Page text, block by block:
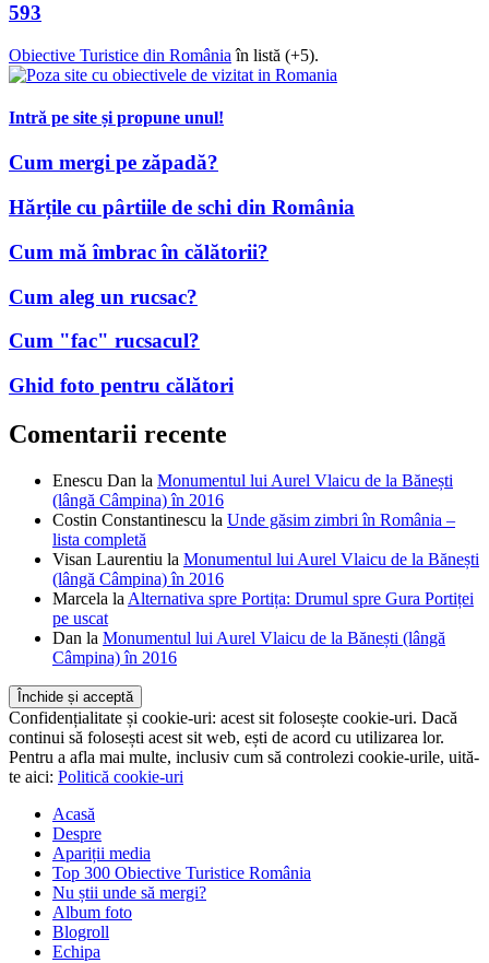
593
Obiective Turistice din România în listă (+5).
Intră pe site și propune unul!
Cum mergi pe zăpadă?
Hărțile cu pârtiile de schi din România
Cum mă îmbrac în călătorii?
Cum aleg un rucsac?
Cum "fac" rucsacul?
Ghid foto pentru călători
Comentarii recente
Enescu Dan la Monumentul lui Aurel Vlaicu de la Bănești
(lângă Câmpina) în 2016
Costin Constantinescu la Unde găsim zimbri în România –
lista completă
Visan Laurentiu la Monumentul lui Aurel Vlaicu de la Bănești
(lângă Câmpina) în 2016
Marcela la Alternativa spre Portița: Drumul spre Gura Portiței
pe uscat
Dan la Monumentul lui Aurel Vlaicu de la Bănești (lângă
Câmpina) în 2016
Confidențialitate și cookie-uri: acest sit folosește cookie-uri. Dacă
continui să folosești acest sit web, ești de acord cu utilizarea lor.
Pentru a afla mai multe, inclusiv cum să controlezi cookie-urile, uită-
te aici: Politică cookie-uri
Acasă
Despre
Apariții media
Top 300 Obiective Turistice România
Nu știi unde să mergi?
Album foto
Blogroll
Echipa